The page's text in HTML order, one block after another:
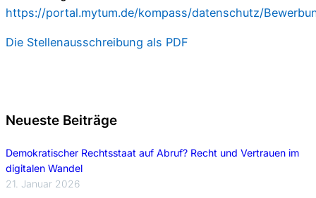
https://portal.mytum.de/kompass/datenschutz/
Die Stellenausschreibung als PDF
Neueste Beiträge
Demokratischer Rechtsstaat auf Abruf? Recht und Vertrauen im
digitalen Wandel
21. Januar 2026